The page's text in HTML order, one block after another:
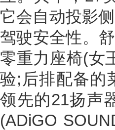
它会自动投影
驾驶安全性。
零重力座椅(女
验;后排配备的
领先的21扬声
(ADiGO